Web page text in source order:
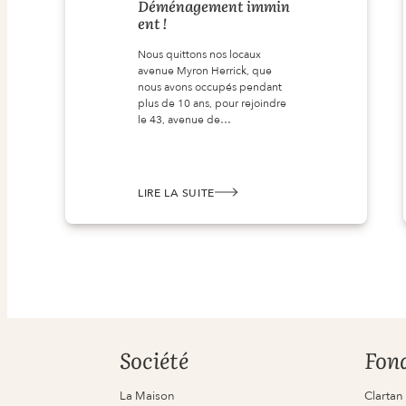
Déménagement immin
ent !
Nous quittons nos locaux
avenue Myron Herrick, que
nous avons occupés pendant
plus de 10 ans, pour rejoindre
le 43, avenue de…
LIRE LA SUITE
:
Société
La Maison